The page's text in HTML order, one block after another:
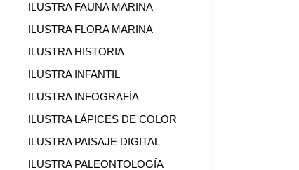
ILUSTRA FAUNA MARINA
ILUSTRA FLORA MARINA
ILUSTRA HISTORIA
ILUSTRA INFANTIL
ILUSTRA INFOGRAFÍA
ILUSTRA LÁPICES DE COLOR
ILUSTRA PAISAJE DIGITAL
ILUSTRA PALEONTOLOGÍA